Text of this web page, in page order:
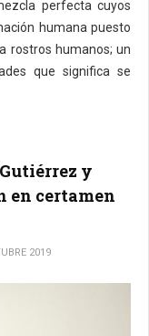
perfecta cuyos
humana puesto
rostros humanos; un
que significa se
y
en certamen
2019